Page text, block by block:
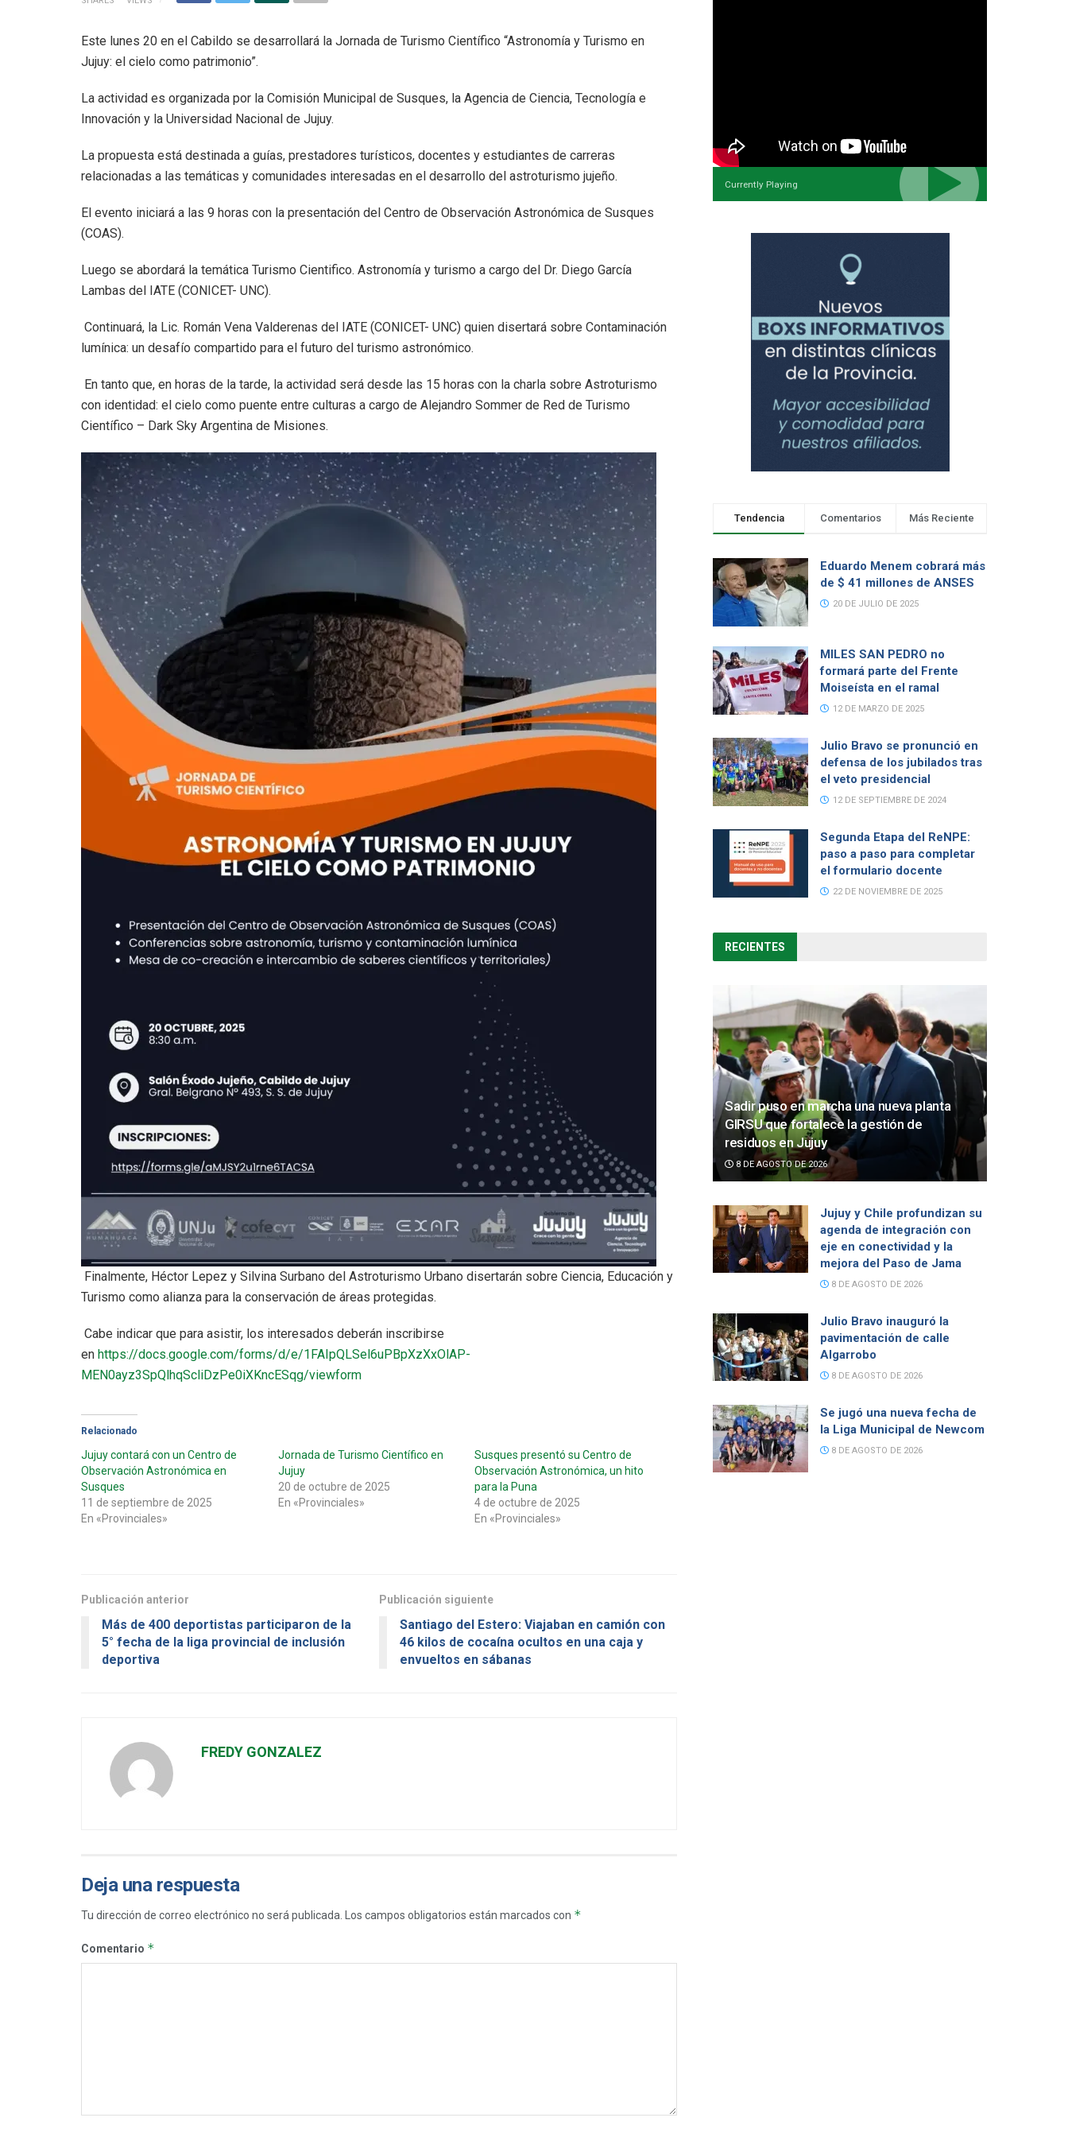
Este lunes 20 en el Cabildo se desarrollará la Jornada de Turismo Científico “Astronomía y Turismo en
Jujuy: el cielo como patrimonio”.
La actividad es organizada por la Comisión Municipal de Susques, la Agencia de Ciencia, Tecnología e
Innovación y la Universidad Nacional de Jujuy.
La propuesta está destinada a guías, prestadores turísticos, docentes y estudiantes de carreras
relacionadas a las temáticas y comunidades interesadas en el desarrollo del astroturismo jujeño.
El evento iniciará a las 9 horas con la presentación del Centro de Observación Astronómica de Susques
(COAS).
Luego se abordará la temática Turismo Cientifico. Astronomía y turismo a cargo del Dr. Diego García
Lambas del IATE (CONICET- UNC).
Continuará, la Lic. Román Vena Valderenas del IATE (CONICET- UNC) quien disertará sobre Contaminación
lumínica: un desafío compartido para el futuro del turismo astronómico.
En tanto que, en horas de la tarde, la actividad será desde las 15 horas con la charla sobre Astroturismo
con identidad: el cielo como puente entre culturas a cargo de Alejandro Sommer de Red de Turismo
Científico – Dark Sky Argentina de Misiones.
Finalmente, Héctor Lepez y Silvina Surbano del Astroturismo Urbano disertarán sobre Ciencia, Educación y
Turismo como alianza para la conservación de áreas protegidas.
Cabe indicar que para asistir, los interesados deberán inscribirse
en https://docs.google.com/forms/d/e/1FAIpQLSel6uPBpXzXxOlAP-
MEN0ayz3SpQlhqScliDzPe0iXKncESqg/viewform
Relacionado
Jujuy contará con un Centro de
Observación Astronómica en
Susques
11 de septiembre de 2025
En «Provinciales»
Jornada de Turismo Científico en
Jujuy
20 de octubre de 2025
En «Provinciales»
Susques presentó su Centro de
Observación Astronómica, un hito
para la Puna
4 de octubre de 2025
En «Provinciales»
Publicación anterior
Más de 400 deportistas participaron de la
5° fecha de la liga provincial de inclusión
deportiva
Publicación siguiente
Santiago del Estero: Viajaban en camión con
46 kilos de cocaína ocultos en una caja y
envueltos en sábanas
FREDY GONZALEZ
Deja una respuesta
Tu dirección de correo electrónico no será publicada. Los campos obligatorios están marcados con *
Comentario *
Currently Playing
Tendencia Comentarios Más Reciente
Eduardo Menem cobrará más
de $ 41 millones de ANSES
20 DE JULIO DE 2025
MILES SAN PEDRO no
formará parte del Frente
Moiseísta en el ramal
12 DE MARZO DE 2025
Julio Bravo se pronunció en
defensa de los jubilados tras
el veto presidencial
12 DE SEPTIEMBRE DE 2024
Segunda Etapa del ReNPE:
paso a paso para completar
el formulario docente
22 DE NOVIEMBRE DE 2025
RECIENTES
Sadir puso en marcha una nueva planta
GIRSU que fortalece la gestión de
residuos en Jujuy
8 DE AGOSTO DE 2026
Jujuy y Chile profundizan su
agenda de integración con
eje en conectividad y la
mejora del Paso de Jama
8 DE AGOSTO DE 2026
Julio Bravo inauguró la
pavimentación de calle
Algarrobo
8 DE AGOSTO DE 2026
Se jugó una nueva fecha de
la Liga Municipal de Newcom
8 DE AGOSTO DE 2026